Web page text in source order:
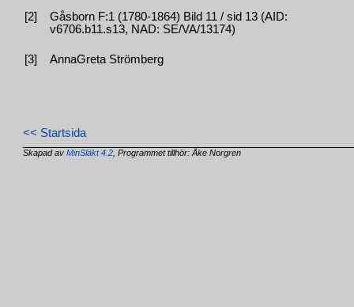
[2]
Gåsborn F:1 (1780-1864) Bild 11 / sid 13 (AID:
v6706.b11.s13, NAD: SE/VA/13174)
[3] AnnaGreta Strömberg
<< Startsida
Skapad avMinSläkt 4.2 , Programmet tillhör: Åke Norgren